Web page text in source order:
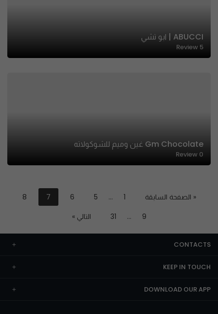
ABUCCI | ابو تشي
5
Review
Gm Chocolate غين وميم للشوكولاته
0
Review
« الصفحة السابقة 1
…
5
6
7
8
9
…
31 التالي »
CONTACTS
KEEP IN TOUCH
DOWNLOAD OUR APP